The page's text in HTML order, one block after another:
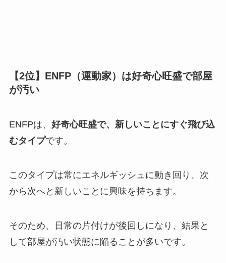
【2位】ENFP（運動家）は好奇心旺盛で部屋
が汚い
ENFPは、 好奇心旺盛で、新しいことにすぐ飛び込
むタイプです。
このタイプは常にエネルギッシュに動き回り、次
から次へと新しいことに興味を持ちます。
そのため、日常の片付けが後回しになり、結果と
して部屋が汚い状態に陥ることが多いです。